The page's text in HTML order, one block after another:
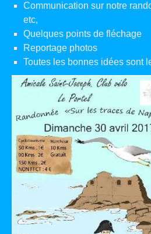
Communication sur notre
etc,
Quelques points de fléchage
Reportage photos
Toutes les bonnes idées sont